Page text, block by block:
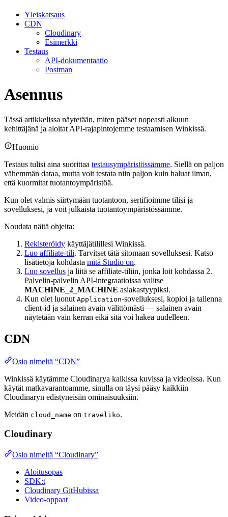
Yleiskatsaus
CDN
Cloudinary
Esimerkki
Testaus
API-dokumentaatio
Postman
Asennus
Tässä artikkelissa näytetään, miten pääset nopeasti alkuun
kehittäjänä ja aloitat API-rajapintojemme testaamisen Winkissä.
Huomio
Testaus tulisi aina suorittaa testausympäristössämme. Siellä on paljon
vähemmän dataa, mutta voit testata niin paljon kuin haluat ilman,
että kuormitat tuotantoympäristöä.
Kun olet valmis siirtymään tuotantoon, sertifioimme tilisi ja
sovelluksesi, ja voit julkaista tuotantoympäristössämme.
Noudata näitä ohjeita:
Rekisteröidy käyttäjätilillesi Winkissä.
Luo affiliate-tili. Tarvitset tätä sitomaan sovelluksesi. Katso
lisätietoja kohdasta mitä Studio on.
Luo sovellus ja liitä se affiliate-tiliin, jonka loit kohdassa 2.
Palvelin-palvelin API-integraatioissa valitse
MACHINE_2_MACHINE asiakastyypiksi.
Kun olet luonut Application-sovelluksesi, kopioi ja tallenna
client-id ja salainen avain välittömästi — salainen avain
näytetään vain kerran eikä sitä voi hakea uudelleen.
CDN
Osio nimeltä “CDN”
Winkissä käytämme Cloudinarya kaikissa kuvissa ja videoissa. Kun
käytät matkavarantoamme, sinulla on täysi pääsy kaikkiin
Cloudinaryn edistyneisiin ominaisuuksiin.
Meidän cloud_name on traveliko.
Cloudinary
Osio nimeltä “Cloudinary”
Aloitusopas
SDK:t
Cloudinary GitHubissa
Video-oppaat